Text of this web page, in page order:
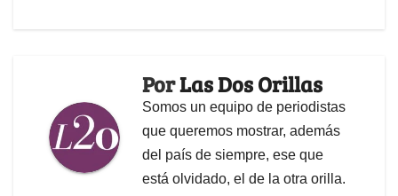
PorLas Dos Orillas
Somos un equipo de periodistas
que queremos mostrar, además
del país de siempre, ese que
está olvidado, el de la otra orilla.